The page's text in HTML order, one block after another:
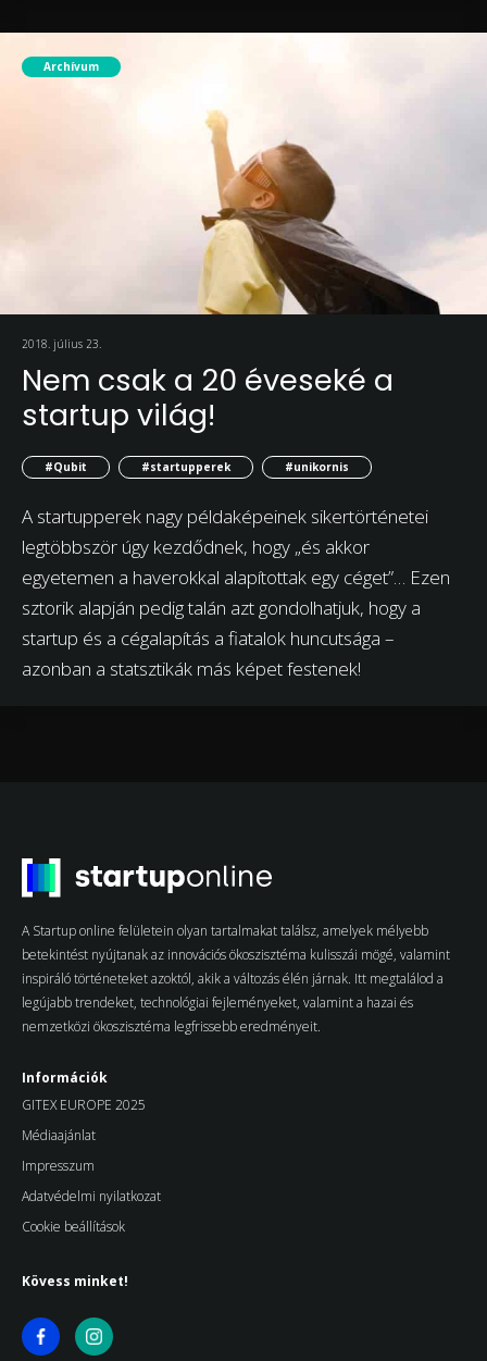
Archívum
2018. július 23.
Nem csak a 20 éveseké a
startup világ!
#Qubit #startupperek #unikornis
A startupperek nagy példaképeinek sikertörténetei
legtöbbször úgy kezdődnek, hogy „és akkor
egyetemen a haverokkal alapítottak egy céget”… Ezen
sztorik alapján pedig talán azt gondolhatjuk, hogy a
startup és a cégalapítás a fiatalok huncutsága –
azonban a statsztikák más képet festenek!
A Startup online felületein olyan tartalmakat találsz, amelyek mélyebb
betekintést nyújtanak az innovációs ökoszisztéma kulisszái mögé, valamint
inspiráló történeteket azoktól, akik a változás élén járnak. Itt megtalálod a
legújabb trendeket, technológiai fejleményeket, valamint a hazai és
nemzetközi ökoszisztéma legfrissebb eredményeit.
Információk
GITEX EUROPE 2025
Médiaajánlat
Impresszum
Adatvédelmi nyilatkozat
Cookie beállítások
Kövess minket!